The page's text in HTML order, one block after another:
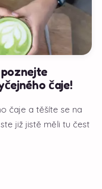
čaje!
čaje a těšíte se na
již jistě měli tu čest